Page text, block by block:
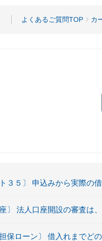
よくあるご質問TOP カ
ト３５〕 申込みから実際の
座〕 法人口座開設の審査は
担保ローン〕 借入れまでど